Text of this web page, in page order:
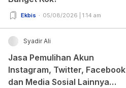
Ekbis 05/08/2026 | 1:14 am
Syadir Ali
Jasa Pemulihan Akun
Instagram, Twitter, Facebook
dan Media Sosial Lainnya